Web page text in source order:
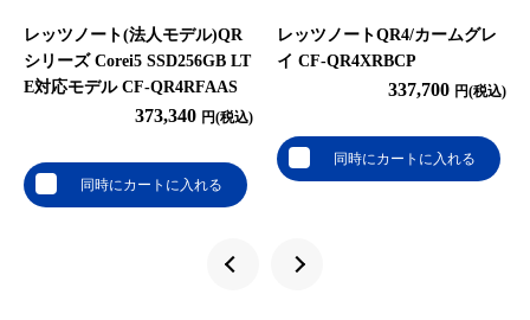
レッツノート(法人モデル)QR
シリーズ Corei5 SSD256GB LT
E対応モデル CF-QR4RFAAS
373,340 円(税込)
同時にカートに入れる
レッツノートQR4/カームグレ
イ CF-QR4XRBCP
337,700 円(税込)
同時にカートに入れる